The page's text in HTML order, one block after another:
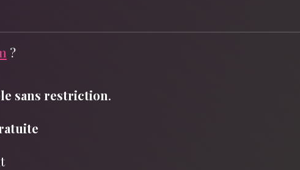
?
sans restriction.